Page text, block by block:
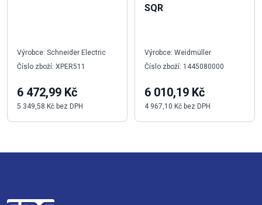
Výrobce: Schneider Electric
Číslo zboží: XPER511
6 472,99 Kč
5 349,58 Kč bez DPH
SQR
Výrobce: Weidmüller
Číslo zboží: 1445080000
6 010,19 Kč
4 967,10 Kč bez DPH